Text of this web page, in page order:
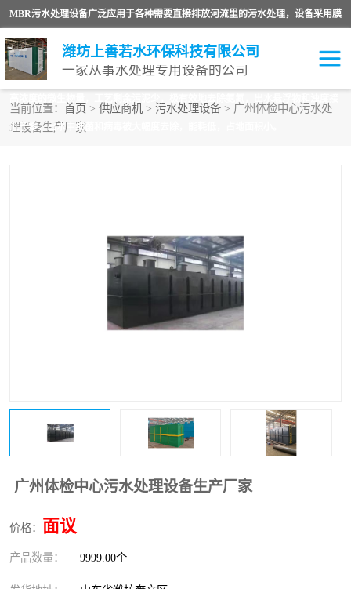
MBR污水处理设备广泛应用于各种需要直接排放河流里的污水处理，设备采用膜
生物反应器（Membrane Bioreactor,简称MBR〕技术，取代了传统工艺中的二沉
池，它可以*地进行固液分离，得到直接使用的稳定中水，又可在生物池内维持
近于零，出水中细菌和病毒被大幅度去除，能耗低，占地面积小。
潍坊上善若水环保科技有限公司
一家从事水处理专用设备的公司
当前位置： 首页 > 供应商机 > 污水处理设备 > 广州体检中心污水处
理设备生产厂家
广州体检中心污水处理设备生产厂家
价格： 面议
产品数量： 9999.00个
污水处理设备
诊所门诊污水处理设备 臭氧消毒设备
养殖污水处理设备 屠宰污水处理设备
一体化污水处理设备 食品制造业污水处理设备